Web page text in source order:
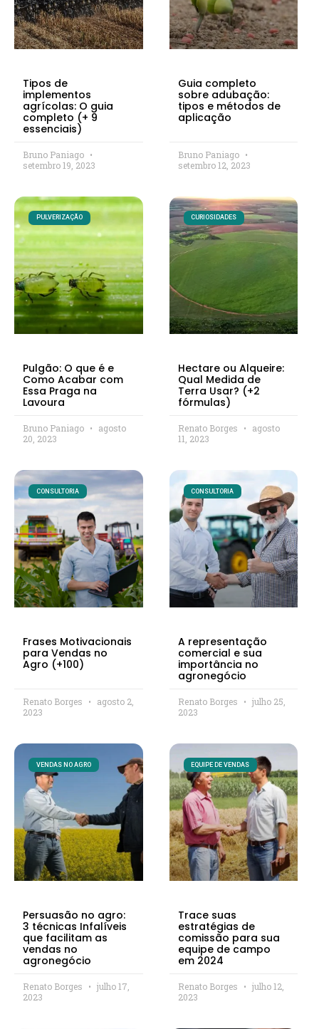
Tipos de
implementos
agrícolas: O guia
completo (+ 9
essenciais)
Bruno Paniago
setembro 19, 2023
Guia completo
sobre adubação:
tipos e métodos de
aplicação
Bruno Paniago
setembro 12, 2023
PULVERIZAÇÃO
Pulgão: O que é e
Como Acabar com
Essa Praga na
Lavoura
Bruno Paniago
agosto
20, 2023
CURIOSIDADES
Hectare ou Alqueire:
Qual Medida de
Terra Usar? (+2
fórmulas)
Renato Borges
agosto
11, 2023
CONSULTORIA
Frases Motivacionais
para Vendas no
Agro (+100)
Renato Borges
agosto 2,
2023
CONSULTORIA
A representação
comercial e sua
importância no
agronegócio
Renato Borges
julho 25,
2023
VENDAS NO AGRO
Persuasão no agro:
3 técnicas Infalíveis
que facilitam as
vendas no
agronegócio
Renato Borges
julho 17,
2023
EQUIPE DE VENDAS
Trace suas
estratégias de
comissão para sua
equipe de campo
em 2024
Renato Borges
julho 12,
2023